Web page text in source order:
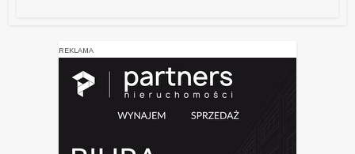
REKLAMA